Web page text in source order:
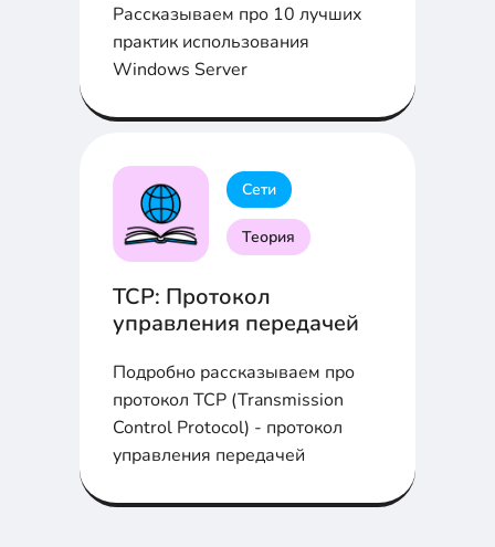
Рассказываем про 10 лучших
практик использования
Windows Server
Сети
Теория
TCP: Протокол
управления передачей
Подробно рассказываем про
протокол TCP (Transmission
Control Protocol) - протокол
управления передачей